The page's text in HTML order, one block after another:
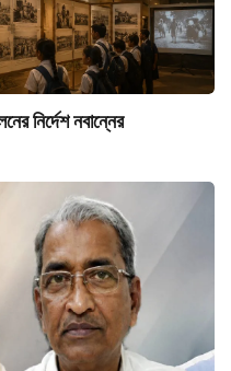
নির্দেশ নবান্নের